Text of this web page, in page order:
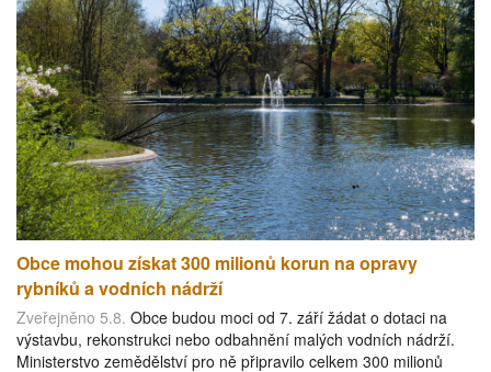
Obce mohou získat 300 milionů korun na opravy
rybníků a vodních nádrží
Zveřejněno 5.8. Obce budou moci od 7. září žádat o dotaci na
výstavbu, rekonstrukci nebo odbahnění malých vodních nádrží.
Ministerstvo zemědělství pro ně připravilo celkem 300 milionů